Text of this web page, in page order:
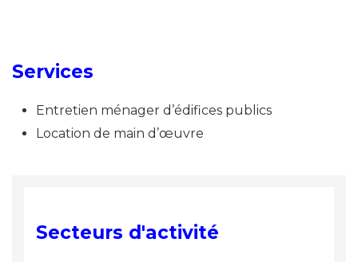
Services
Entretien ménager d’édifices publics
Location de main d’œuvre
Secteurs d'activité